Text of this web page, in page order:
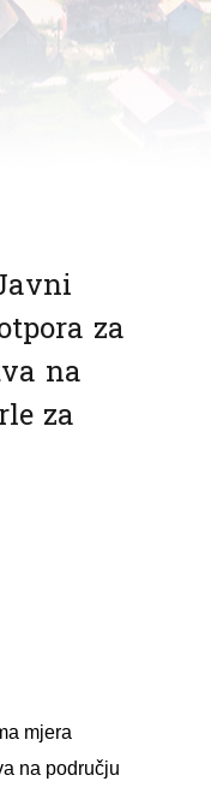
za
na
za
mjera
na području